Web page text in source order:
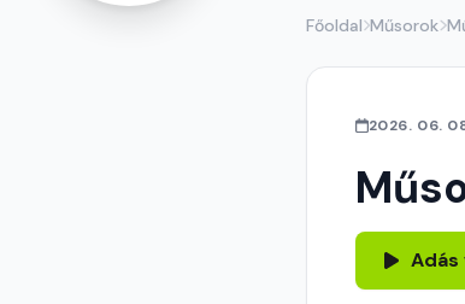
Főoldal Műsorok
2026. 06.
Adás